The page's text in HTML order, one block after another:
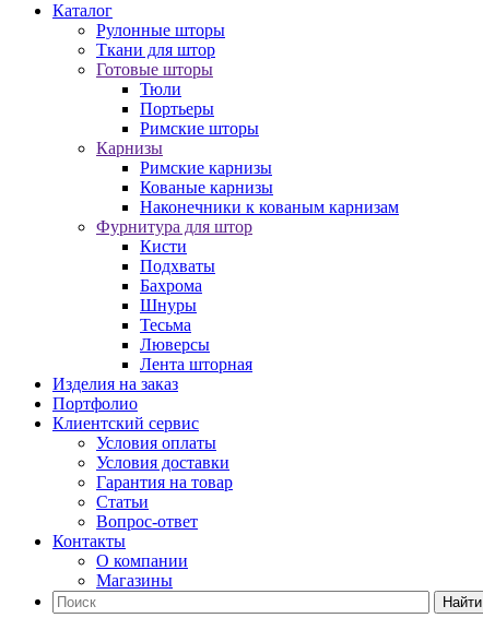
Каталог
Рулонные шторы
Ткани для штор
Готовые шторы
Тюли
Портьеры
Римские шторы
Карнизы
Римские карнизы
Кованые карнизы
Наконечники к кованым карнизам
Фурнитура для штор
Кисти
Подхваты
Бахрома
Шнуры
Тесьма
Люверсы
Лента шторная
Изделия на заказ
Портфолио
Клиентский сервис
Условия оплаты
Условия доставки
Гарантия на товар
Статьи
Вопрос-ответ
Контакты
О компании
Магазины
Найти